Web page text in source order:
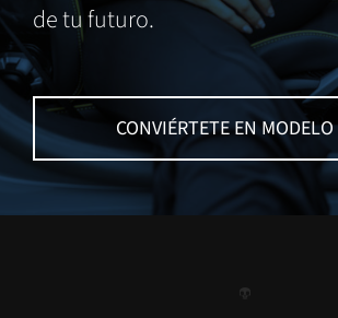
de tu futuro.
CONVIÉRTETE EN